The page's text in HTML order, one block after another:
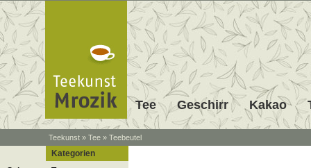
Tee Geschirr Kakao
Teekunst » Tee » Teebeutel
Kategorien